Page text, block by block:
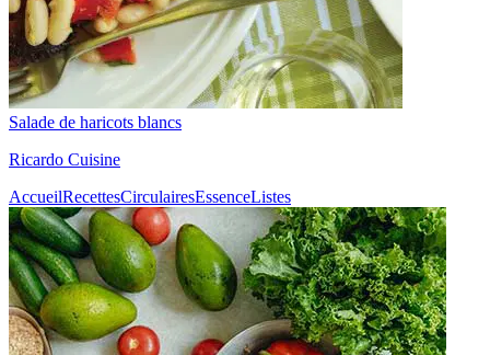
Salade de haricots blancs
Ricardo Cuisine
AccueilRecettesCirculairesEssenceListes